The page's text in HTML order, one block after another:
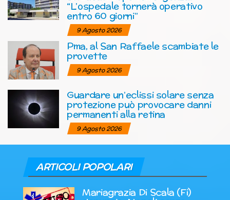
“L’ospedale tornerà operativo
entro 60 giorni”
9 Agosto 2026
Pma, al San Raffaele scambiate le
provette
9 Agosto 2026
Guardare un’eclissi solare senza
protezione può provocare danni
permanenti alla retina
9 Agosto 2026
ARTICOLI POPOLARI
Mariagrazia Di Scala (Fi)